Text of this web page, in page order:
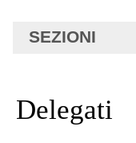
SEZIONI
Delegati